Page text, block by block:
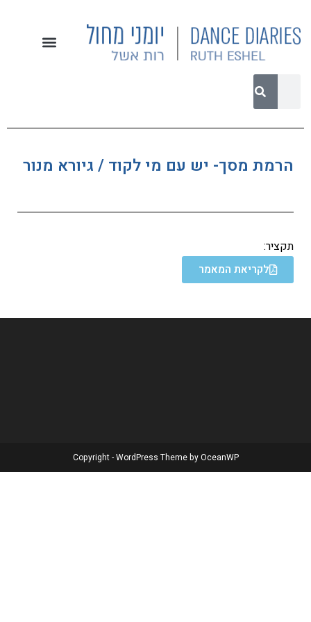
הרמת מסך- יש עם מי לקוד / גיורא מנור
תקציר:
לקריאת המאמר
Copyright - WordPress Theme by OceanWP